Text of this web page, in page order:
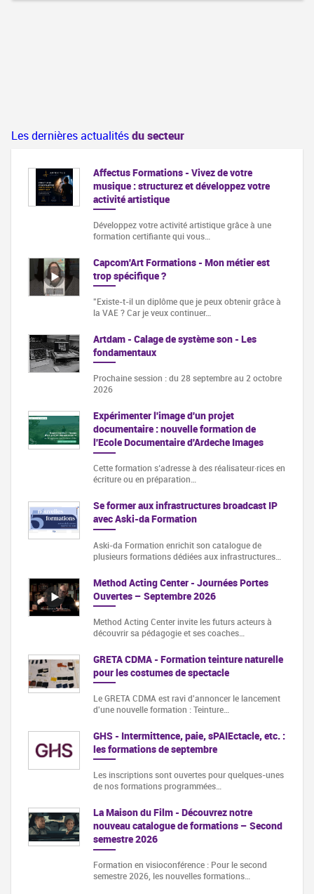
Les dernières actualitésdu secteur
Affectus Formations - Vivez de votre
musique : structurez et développez votre
activité artistique
Développez votre activité artistique grâce à une
formation certifiante qui vous…
Capcom'Art Formations - Mon métier est
trop spécifique ?
"Existe-t-il un diplôme que je peux obtenir grâce à
la VAE ? Car je veux continuer…
Artdam - Calage de système son - Les
fondamentaux
Prochaine session : du 28 septembre au 2 octobre
2026
Expérimenter l'image d'un projet
documentaire : nouvelle formation de
l'Ecole Documentaire d'Ardeche Images
Cette formation s‘adresse à des réalisateur·rices en
écriture ou en préparation…
Se former aux infrastructures broadcast IP
avec Aski-da Formation
Aski-da Formation enrichit son catalogue de
plusieurs formations dédiées aux infrastructures…
Method Acting Center - Journées Portes
Ouvertes – Septembre 2026
Method Acting Center invite les futurs acteurs à
découvrir sa pédagogie et ses coaches…
GRETA CDMA - Formation teinture naturelle
pour les costumes de spectacle
Le GRETA CDMA est ravi d'annoncer le lancement
d'une nouvelle formation : Teinture…
GHS - Intermittence, paie, sPAIEctacle, etc. :
les formations de septembre
Les inscriptions sont ouvertes pour quelques-unes
de nos formations programmées…
La Maison du Film - Découvrez notre
nouveau catalogue de formations – Second
semestre 2026
Formation en visioconférence : Pour le second
semestre 2026, les nouvelles formations…